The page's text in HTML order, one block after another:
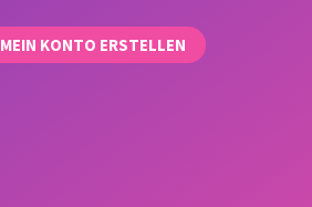
MEIN KONTO ERSTELLEN